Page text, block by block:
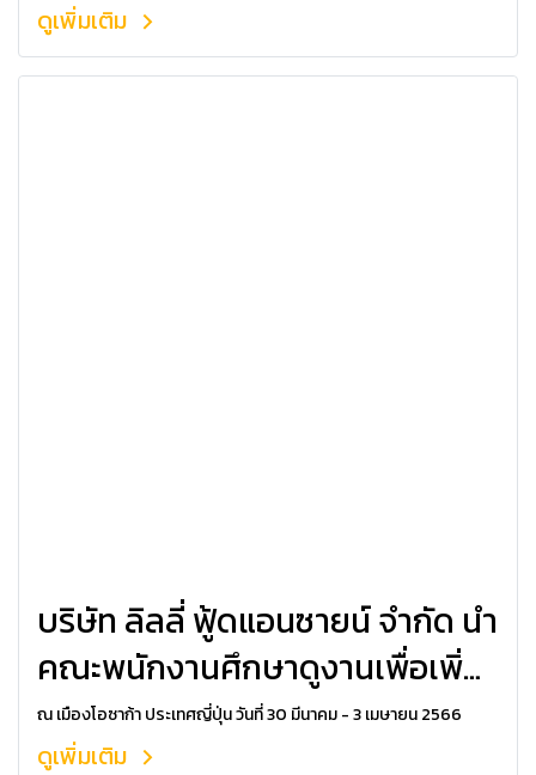
ดูเพิ่มเติม
บริษัท ลิลลี่ ฟู้ดแอนซายน์ จำกัด นำ
คณะพนักงานศึกษาดูงานเพื่อเพิ่ม
ศักยภาพ
ณ เมืองโอซาก้า ประเทศญี่ปุ่น วันที่ 30 มีนาคม - 3 เมษายน 2566
ดูเพิ่มเติม